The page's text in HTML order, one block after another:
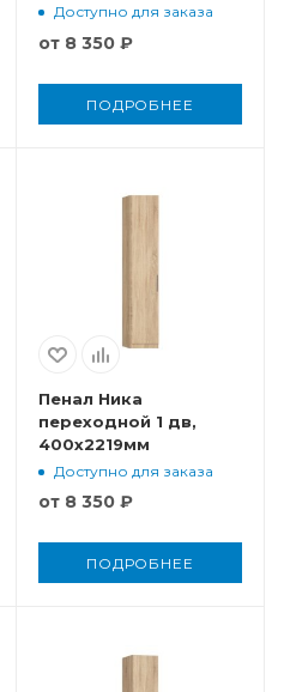
Доступно для заказа
от 8 350 ₽
ПОДРОБНЕЕ
Пенал Ника
переходной 1 дв,
400x2219мм
Доступно для заказа
от 8 350 ₽
ПОДРОБНЕЕ